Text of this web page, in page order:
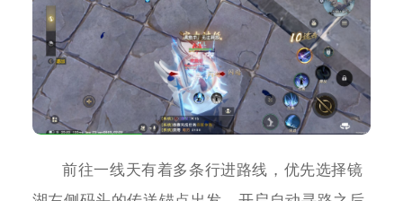
前往一线天有着多条行进路线，优先选择镜